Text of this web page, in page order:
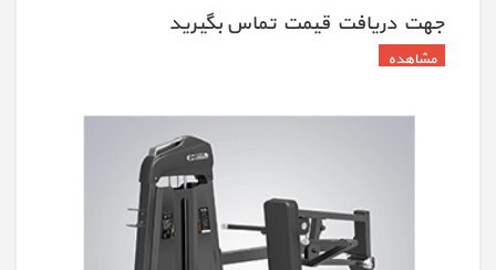
جهت دريافت قيمت تماس بگيريد